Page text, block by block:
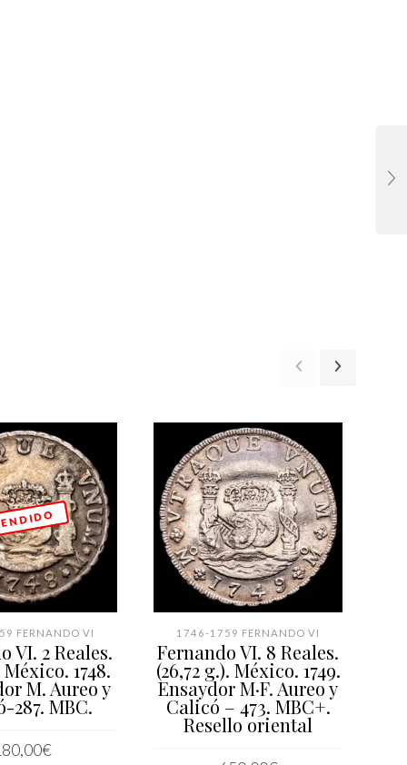
N D I D O
FERNANDO VI
VI. 2 Reales.
México. 1748.
M. Aureo y
287. MBC.
€
1746-1759 FERNANDO VI
Fernando VI. 8 Reales.
(26,72 g.). México. 1749.
Ensaydor M·F. Aureo y
Calicó – 473. MBC+.
Resello oriental